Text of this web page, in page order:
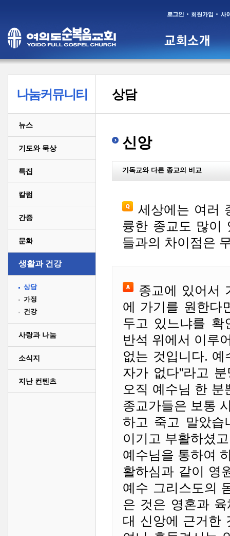
나눔커뮤니티
뉴스
기도와 묵상
특집
칼럼
간증
문화
생활과 건강
상담
가정
건강
사랑과 나눔
소식지
지난 컨텐츠
상담
신앙
기독교와 다른 종교의 비교
세상에는 여러
륭한 종교도 많이
들과의 차이점은
종교에 있어서
에 가기를 원한다
두고 있느냐를 확
반석 위에서 이루
없는 것입니다. 예
자가 없다”라고
오직 예수님 한
종교가들은 보통
하고 죽고 말았습
이기고 부활하셨
예수님을 통하여
활하심과 같이 영
예수 그리스도의
은 것은 영혼과
대 신앙에 근거한